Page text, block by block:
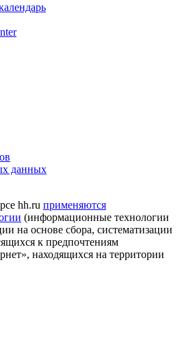
данных
hh.ru применяются
(информационные технологии
на основе сбора, систематизации
к предпочтениям
находящихся на территории